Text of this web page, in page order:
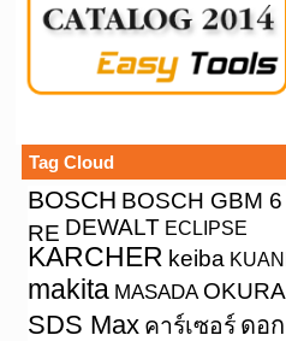
Tag Cloud
BOSCH BOSCH GBM 6
RE DEWALT ECLIPSE
KARCHER keiba KUANI
makita MASADA OKURA
SDS Max คาร์เซอร์ ดอก